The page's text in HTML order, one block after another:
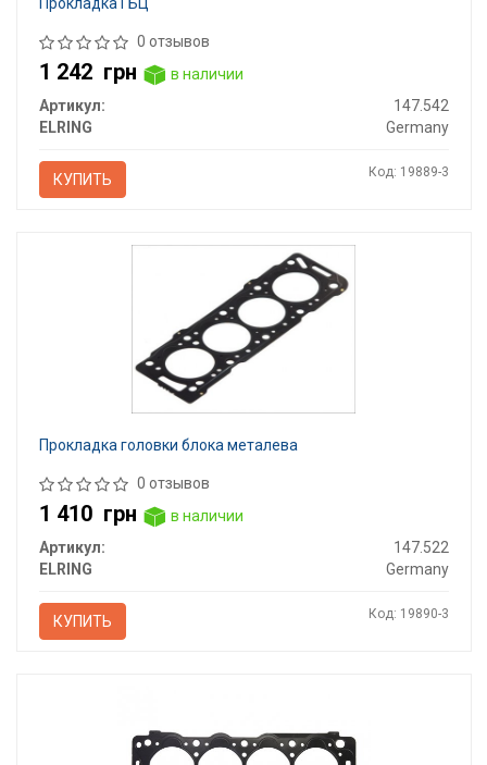
0 отзывов
1 242 грн
в наличии
Артикул:
147.542
ELRING
Germany
КУПИТЬ Код: 19889-3
Прокладка головки блока металева
0 отзывов
1 410 грн
в наличии
Артикул:
147.522
ELRING
Germany
КУПИТЬ Код: 19890-3